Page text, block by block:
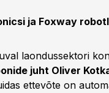
ja Foxway
laondussektori
juht Oliver
ettevõte on